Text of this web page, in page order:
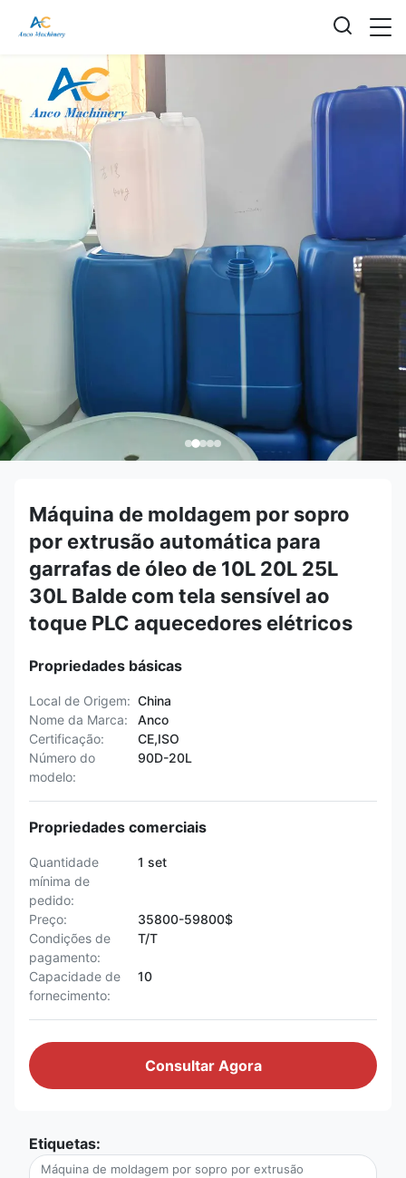
Máquina de moldagem por sopro
por extrusão automática para
garrafas de óleo de 10L 20L 25L
30L Balde com tela sensível ao
toque PLC aquecedores elétricos
Propriedades básicas
Local de Origem: China
Nome da Marca:
Anco
Certificação:
CE,ISO
Número do
modelo:
90D-20L
Propriedades comerciais
Quantidade
mínima de
pedido:
1 set
Preço:
35800-59800$
Condições de
pagamento:
T/T
Capacidade de
fornecimento:
10
Consultar Agora
Etiquetas:
Máquina de moldagem por sopro por extrusão